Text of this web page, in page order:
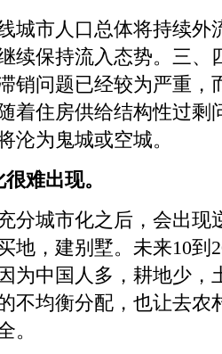
市人口总体将持续外
续保持流入态势。三、
销问题已经较为严重，
着住房供给结构性过剩
沦为鬼城或空城。
难出现。
城市化之后，会出现
地，建别墅。未来10到
为中国人多，耕地少，
不均衡分配，也让去农
。